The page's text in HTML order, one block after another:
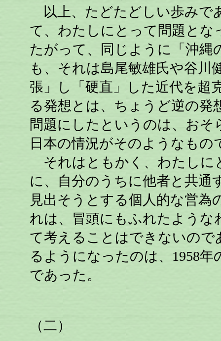
以上、たどたどしい歩みで
て、わたしにとって問題とな
たがって、同じように「沖縄
も、それは島尾敏雄氏や谷川
張」し「硬直」した近代を超
る発想とは、ちょうど逆の発
問題にしたというのは、おそ
日本の情況がそのようなも
それはともかく、わたしに
に、自分のうちに他者と共通
見出そうとする個人的な営
れは、冒頭にもふれたような
て考えることはできないの
るようになったのは、1958
であった。
（二）